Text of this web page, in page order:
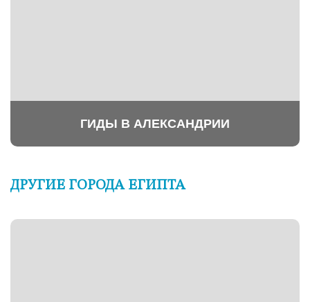
ГИДЫ В АЛЕКСАНДРИИ
ДРУГИЕ ГОРОДА ЕГИПТА